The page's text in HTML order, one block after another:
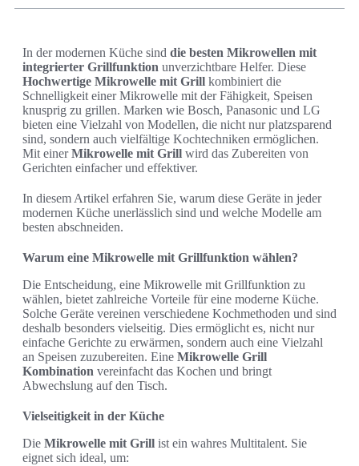
In der modernen Küche sind die besten Mikrowellen mit
integrierter Grillfunktion unverzichtbare Helfer. Diese
Hochwertige Mikrowelle mit Grill kombiniert die
Schnelligkeit einer Mikrowelle mit der Fähigkeit, Speisen
knusprig zu grillen. Marken wie Bosch, Panasonic und LG
bieten eine Vielzahl von Modellen, die nicht nur platzsparend
sind, sondern auch vielfältige Kochtechniken ermöglichen.
Mit einerMikrowelle mit Grill wird das Zubereiten von
Gerichten einfacher und effektiver.
In diesem Artikel erfahren Sie, warum diese Geräte in jeder
modernen Küche unerlässlich sind und welche Modelle am
besten abschneiden.
Warum eine Mikrowelle mit Grillfunktion wählen?
Die Entscheidung, eine Mikrowelle mit Grillfunktion zu
wählen, bietet zahlreiche Vorteile für eine moderne Küche.
Solche Geräte vereinen verschiedene Kochmethoden und sind
deshalb besonders vielseitig. Dies ermöglicht es, nicht nur
einfache Gerichte zu erwärmen, sondern auch eine Vielzahl
an Speisen zuzubereiten. Eine Mikrowelle Grill
Kombination vereinfacht das Kochen und bringt
Abwechslung auf den Tisch.
Vielseitigkeit in der Küche
Die Mikrowelle mit Grill ist ein wahres Multitalent. Sie
eignet sich ideal, um: